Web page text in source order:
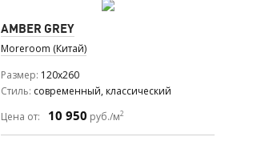
AMBER GREY
Moreroom (Китай)
Размер 120x260
Стиль современный, классический
Цена от:
10 950 руб./м2